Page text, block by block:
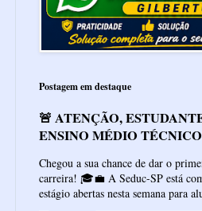
Postagem em destaque
🚨 ATENÇÃO,
ENSINO MÉDIO
Chegou a sua chance de dar o
carreira! 🎓💼 A Seduc-SP está
estágio abertas nesta semana para